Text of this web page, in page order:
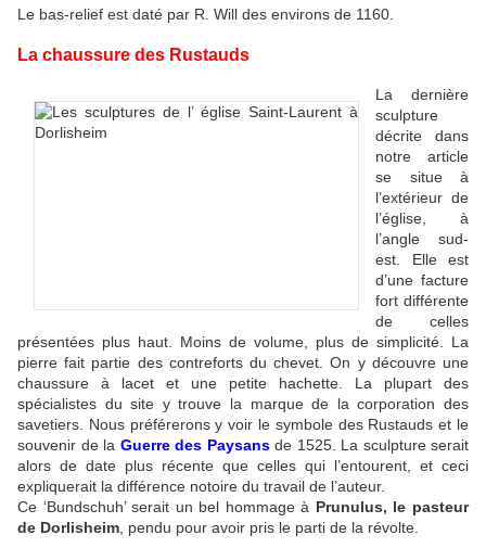
Le bas-relief est daté par R. Will des environs de 1160.
La chaussure des Rustauds
La dernière
sculpture
décrite dans
notre article
se situe à
l’extérieur de
l’église, à
l’angle sud-
est. Elle est
d’une facture
fort différente
de celles
présentées plus haut. Moins de volume, plus de simplicité. La
pierre fait partie des contreforts du chevet. On y découvre une
chaussure à lacet et une petite hachette. La plupart des
spécialistes du site y trouve la marque de la corporation des
savetiers. Nous préférerons y voir le symbole des Rustauds et le
souvenir de la Guerre des Paysansde 1525. La sculpture serait
alors de date plus récente que celles qui l’entourent, et ceci
expliquerait la différence notoire du travail de l’auteur.
Ce ‘Bundschuh’ serait un bel hommage à Prunulus, le pasteur
de Dorlisheim , pendu pour avoir pris le parti de la révolte.